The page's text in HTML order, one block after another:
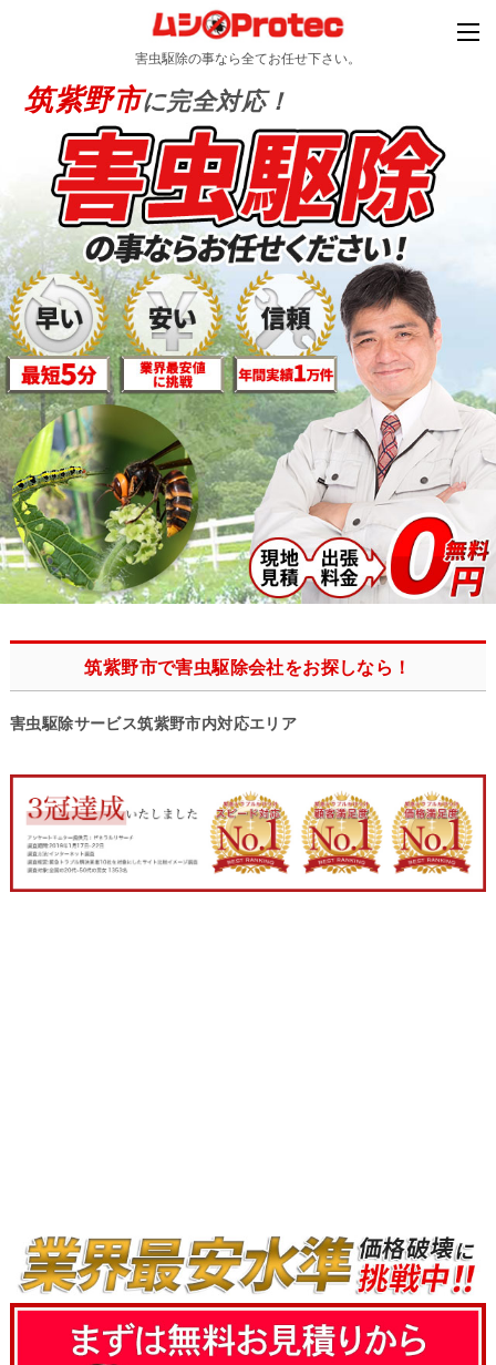
害虫駆除の事なら全てお任せ下さい。
筑紫野市に完全対応！
筑紫野市で害虫駆除会社をお探しなら！
害虫駆除サービス筑紫野市内対応エリア